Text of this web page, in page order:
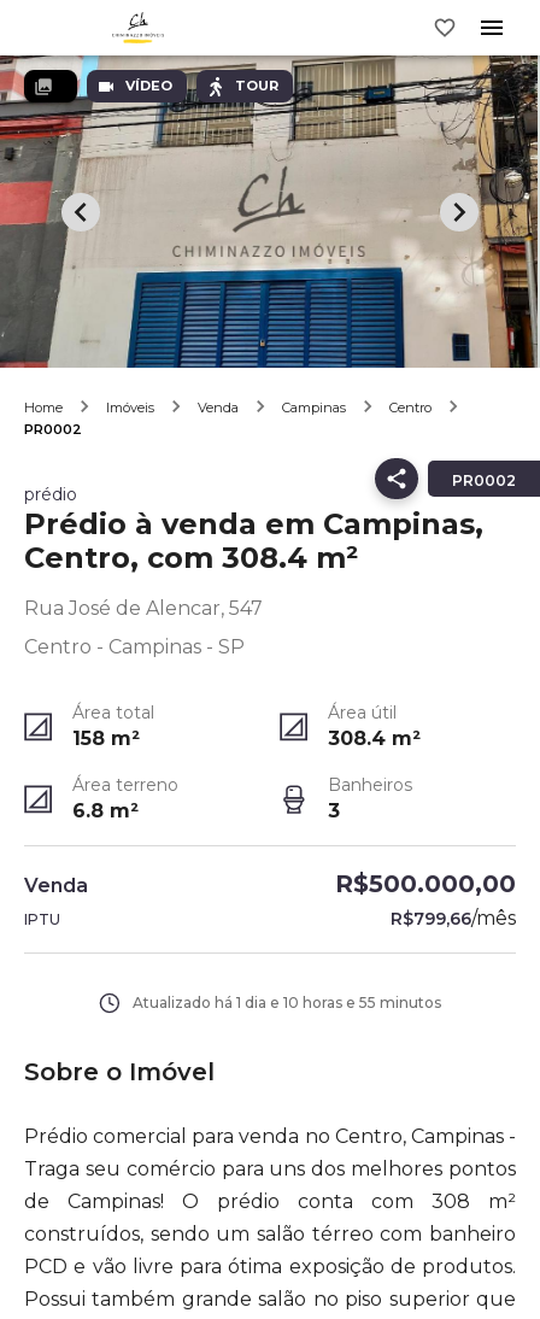
VÍDEO TOUR
Home Imóveis Venda Campinas
Centro
PR0002
PR0002
prédio
Prédio à venda em Campinas,
Centro, com 308.4 m²
Rua José de Alencar, 547
Centro - Campinas - SP
Área total
158 m²
Área útil
308.4 m²
Área terreno
6.8 m²
Banheiros
3
Venda R$500.000,00
IPTU R$799,66/mês
Atualizado há 1 dia e 10 horas e 55 minutos
Sobre o Imóvel
Prédio comercial para venda no Centro, Campinas -
Traga seu comércio para uns dos melhores pontos
de Campinas! O prédio conta com 308 m²
construídos, sendo um salão térreo com banheiro
PCD e vão livre para ótima exposição de produtos.
Possui também grande salão no piso superior que